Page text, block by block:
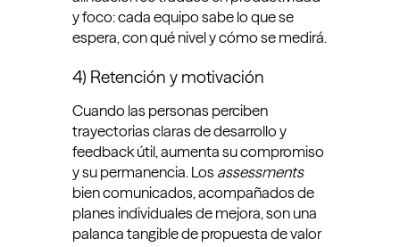
y foco: cada equipo sabe lo que se
espera, con qué nivel y cómo se medirá.
4) Retención y motivación
Cuando las personas perciben
trayectorias claras de desarrollo y
feedback útil, aumenta su compromiso
y su permanencia. Losassessments
bien comunicados, acompañados de
planes individuales de mejora, son una
palanca tangible de propuesta de valor